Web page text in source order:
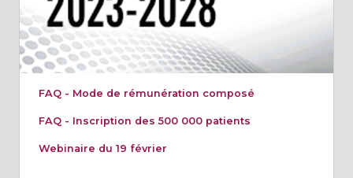
FAQ - Mode de rémunération composé
FAQ - Inscription des 500 000 patients
Webinaire du 19 février